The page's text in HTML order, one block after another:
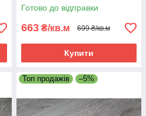
407/6 - 42 клас
Готово до відправки
663 ₴/кв.м 699 ₴/кв.м
Купити
Топ продажів –5%